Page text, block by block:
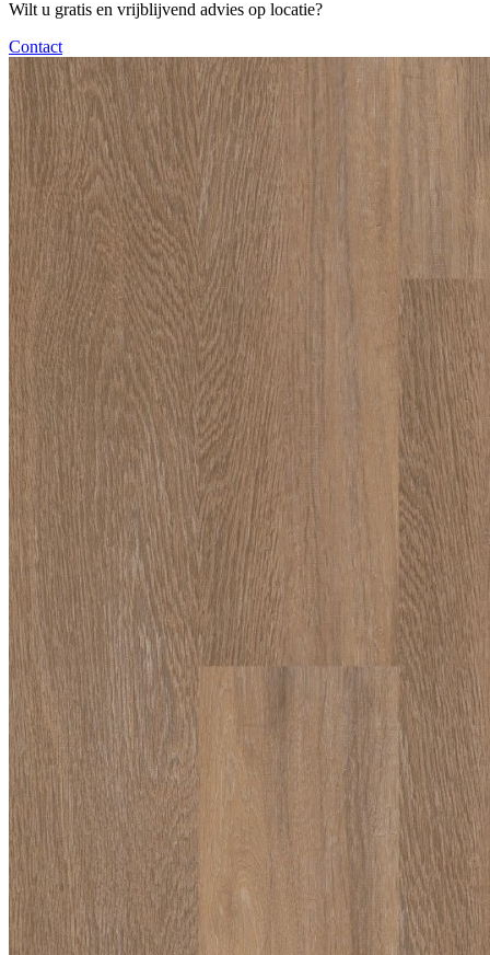
Wilt u gratis en vrijblijvend advies op locatie?
Contact